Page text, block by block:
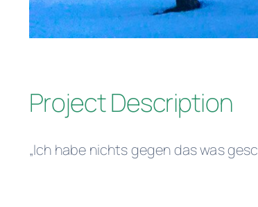
Project Description
„Ich habe nichts gegen das was